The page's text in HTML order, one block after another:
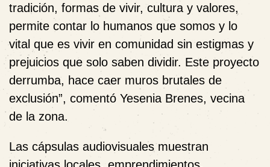
tradición, formas de vivir, cultura y valores,
permite contar lo humanos que somos y lo
vital que es vivir en comunidad sin estigmas y
prejuicios que solo saben dividir. Este proyecto
derrumba, hace caer muros brutales de
exclusión”, comentó Yesenia Brenes, vecina
de la zona.
Las cápsulas audiovisuales muestran